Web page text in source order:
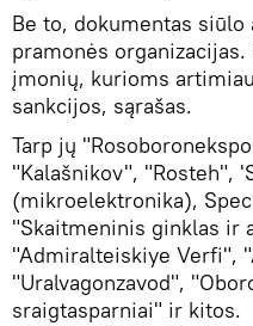
Be to, dokumentas
pramonės
įmonių, kurioms
sankcijos, sąrašas.
Tarp jų
"Kalašnikov", "Rosteh",
(mikroelektronika),
"Skaitmeninis ginklas ir
"Admiralteiskiye Verfi",
"Uralvagonzavod",
sraigtasparniai" ir kitos.